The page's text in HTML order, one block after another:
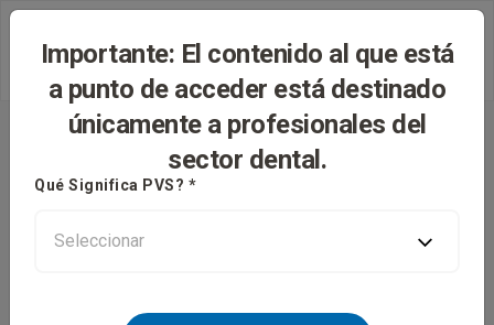
Importante: El contenido al que está
a punto de acceder está destinado
únicamente a profesionales del
sector dental.
Qué Significa PVS? *